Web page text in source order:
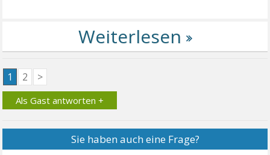
1 2 >
Als Gast antworten +
Sie haben auch eine Frage?